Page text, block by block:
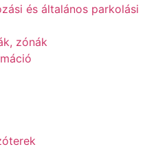
és általános parkolási
zónák